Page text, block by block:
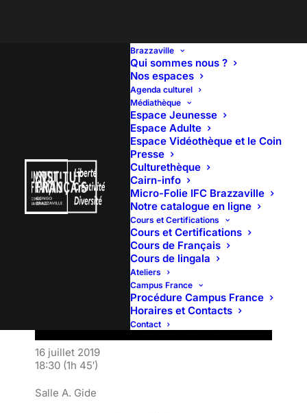
Brazzaville
Qui sommes nous ?
Nos espaces
Agenda culturel
Médiathèque
Espace Jeunesse
Espace Adulte
Espace Vidéothèque et le Coin
Presse
Culturethèque
Cairn-info
Micro-Folie IFC Brazzaville
Notre catalogue en ligne
Cours et Certifications
Cours et Certifications
Cours de Français
Cours de lingala
Ateliers
Campus France
Procédure Campus France
Horaires et Contacts
Contact
ciné-club – Matière
16 juillet 2019
18:30 (1h 45′)
Salle A. Gide